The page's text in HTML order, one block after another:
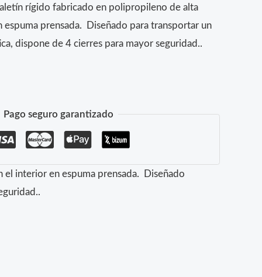
rígido fabricado en polipropileno de alta
espuma prensada. Diseñado para transportar un
dispone de 4 cierres para mayor seguridad..
Pago seguro garantizado
interior en espuma prensada. Diseñado